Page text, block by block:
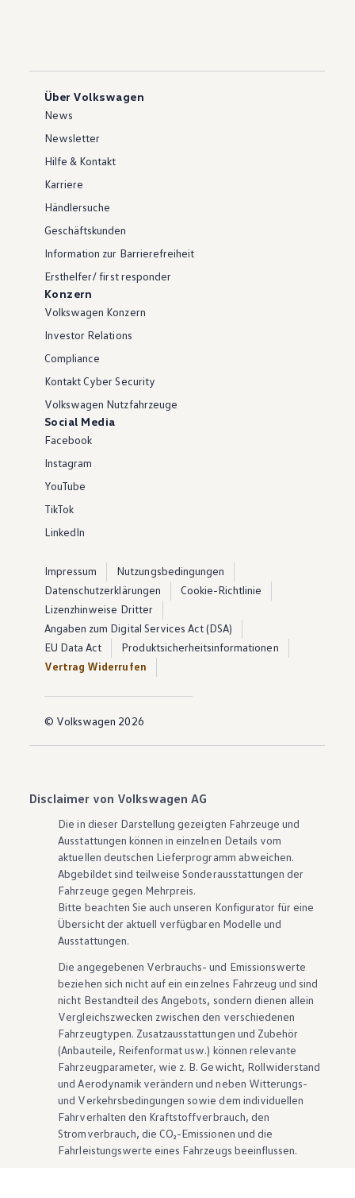
Über Volkswagen
News
Newsletter
Hilfe & Kontakt
Karriere
Händlersuche
Geschäftskunden
Information zur Barrierefreiheit
Ersthelfer/ first responder
Konzern
Volkswagen Konzern
Investor Relations
Compliance
Kontakt Cyber Security
Volkswagen Nutzfahrzeuge
Social Media
Facebook
Instagram
YouTube
TikTok
LinkedIn
Impressum
Nutzungsbedingungen
Datenschutzerklärungen
Cookie-Richtlinie
Lizenzhinweise Dritter
Angaben zum Digital Services Act (DSA)
EU Data Act
Produktsicherheitsinformationen
Vertrag Widerrufen
© Volkswagen 2026
Disclaimer von Volkswagen AG
Die in dieser Darstellung gezeigten Fahrzeuge und
Ausstattungen können in einzelnen Details vom
aktuellen deutschen Lieferprogramm abweichen.
Abgebildet sind teilweise Sonderausstattungen der
Fahrzeuge gegen Mehrpreis.
Bitte beachten Sie auch unseren Konfigurator für eine
Übersicht der aktuell verfügbaren Modelle und
Ausstattungen.
Die angegebenen Verbrauchs- und Emissionswerte
beziehen sich nicht auf ein einzelnes Fahrzeug und sind
nicht Bestandteil des Angebots, sondern dienen allein
Vergleichszwecken zwischen den verschiedenen
Fahrzeugtypen. Zusatzausstattungen und Zubehör
(Anbauteile, Reifenformat usw.) können relevante
Fahrzeugparameter, wie z. B. Gewicht, Rollwiderstand
und Aerodynamik verändern und neben Witterungs-
und Verkehrsbedingungen sowie dem individuellen
Fahrverhalten den Kraftstoffverbrauch, den
Stromverbrauch, die CO₂-Emissionen und die
Fahrleistungswerte eines Fahrzeugs beeinflussen.